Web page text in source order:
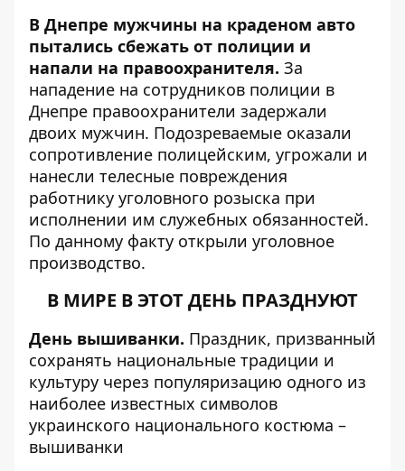
В Днепре мужчины на краденом авто
пытались сбежать от полиции и
напали на правоохранителя. За
нападение на сотрудников полиции в
Днепре правоохранители задержали
двоих мужчин. Подозреваемые оказали
сопротивление полицейским, угрожали и
нанесли телесные повреждения
работнику уголовного розыска при
исполнении им служебных обязанностей.
По данному факту открыли уголовное
производство.
В МИРЕ В ЭТОТ ДЕНЬ ПРАЗДНУЮТ
День вышиванки. Праздник, призванный
сохранять национальные традиции и
культуру через популяризацию одного из
наиболее известных символов
украинского национального костюма –
вышиванки